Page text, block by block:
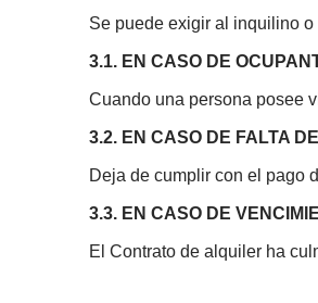
Se puede exigir al inquilino
3.1. EN CASO DE
Cuando una persona posee
3.2. EN CASO DE FALTA
Deja de cumplir con el pago
3.3. EN CASO DE
El Contrato de alquiler ha